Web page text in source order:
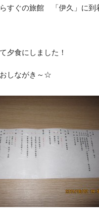
すぐの旅館 「伊久」に到
夕食にしました！
しながき～☆